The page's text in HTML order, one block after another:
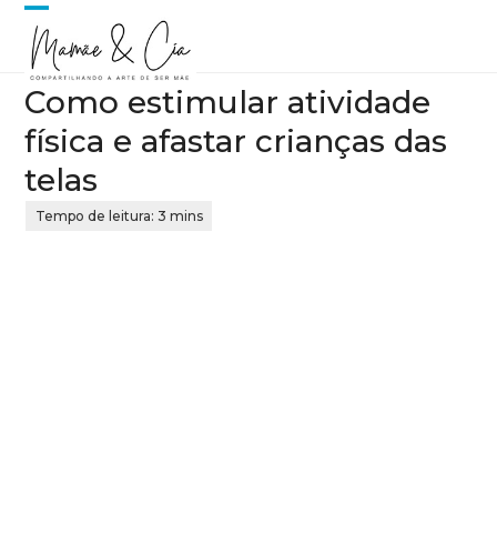
Skip
content
Open
mobile
menu
Close
mobile
menu
Como estimular atividade
física e afastar crianças das
telas